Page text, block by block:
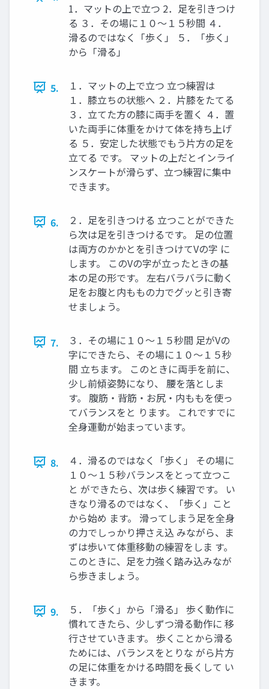
1．マットの上で立つ 2．足を引きつけ
る ３．その場に１０～１５秒間 ４．
滑るのではなく「歩く」 ５．「歩く」
から「滑る」
5.
１．マットの上で立つ 立つ練習は
１．膝立ちの状態へ ２．片膝をたてる
３．立てた方の膝に両手を置く ４．置
いた両手に体重をかけて体を持ち上げ
る ５．安定した状態でもう片方の足を
立てる です。 マットの上だとインライ
ンスケートが滑らず、立つ練習に集中
できます。
6.
２．足を引きつける 立つことができた
ら次は足を引きつけるです。 足の位置
は両方のかかとを引きつけてVの字 に
します。 このVの字が立ったときの基
本の足の形です。 左右バラバラに動く
足をお腹と内ももの力でグッと引き寄
せましょう。
7.
３．その場に１０～１５秒間 足がVの
字にできたら、その場に１０～１５秒
間 立ちます。 このときに両手を前に、
少し前傾姿勢になり、 腰を落としま
す。 腹筋・背筋・お尻・内ももを使っ
てバランスをと ります。 これですでに
全身運動が始まっています。
8.
４．滑るのではなく「歩く」 その場に
１０～１５秒バランスをとって立つこ
と ができたら、次は歩く練習です。 い
きなり滑るのではなく、「歩く」こと
から始め ます。 滑ってしまう足を全身
の力でしっかり押さえ込 みながら、ま
ずは歩いて体重移動の練習をしま す。
このときに、足を力強く踏み込みなが
ら歩きましょう。
9.
５．「歩く」から「滑る」 歩く動作に
慣れてきたら、少しずつ滑る動作に 移
行させていきます。 歩くことから滑る
ためには、バランスをとりな がら片方
の足に体重をかける時間を長くして い
きます。